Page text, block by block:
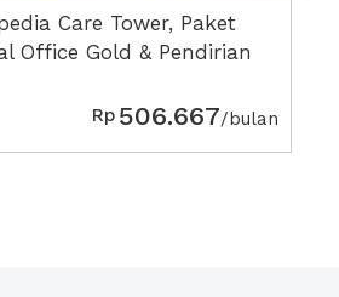
Care Tower, Paket
Office Gold & Pendirian
Rp 506.667/bulan